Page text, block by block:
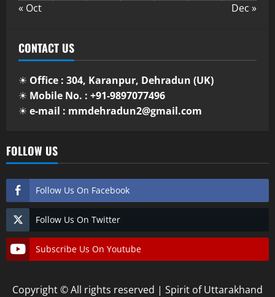
« Oct
Dec »
CONTACT US
☀ Office : 304, Karanpur, Dehradun (UK)
☀ Mobile No. : +91-9897077496
☀ e-mail : mmdehradun2@gmail.com
FOLLOW US
Follow Us On Facebook
Follow Us On Twitter
Subscribe Us On Youtube
Copyright © All rights reserved | Spirit of Uttarakhand